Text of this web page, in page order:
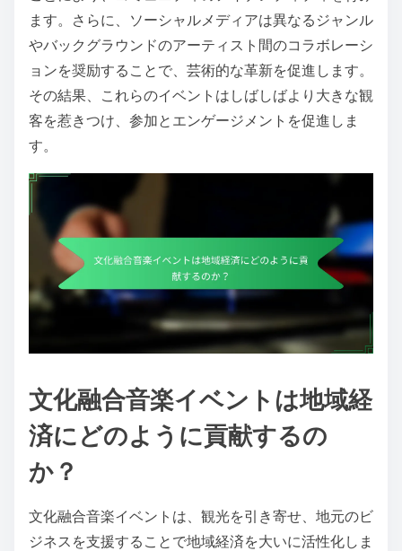
ます。さらに、ソーシャルメディアは異なるジャンル
やバックグラウンドのアーティスト間のコラボレーシ
ョンを奨励することで、芸術的な革新を促進します。
その結果、これらのイベントはしばしばより大きな観
客を惹きつけ、参加とエンゲージメントを促進しま
す。
文化融合音楽イベントは地域経
済にどのように貢献するの
か？
文化融合音楽イベントは、観光を引き寄せ、地元のビ
ジネスを支援することで地域経済を大いに活性化しま